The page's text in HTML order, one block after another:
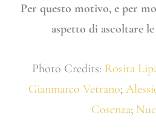
Per questo motivo, e per
aspetto di ascoltare
Photo Credits: Rosita
Gianmarco Vetrano;
Cosenza;